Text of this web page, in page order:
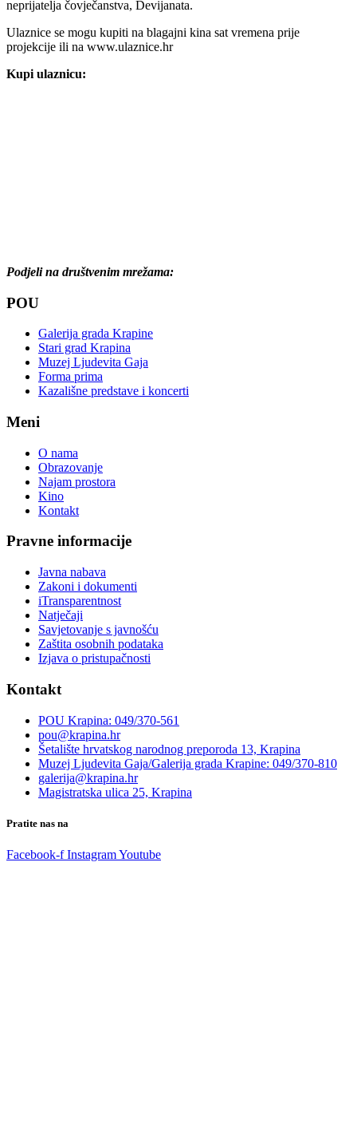
neprijatelja čovječanstva, Devijanata.
Ulaznice se mogu kupiti na blagajni kina sat vremena prije
projekcije ili na www.ulaznice.hr
Kupi ulaznicu:
Podjeli na društvenim mrežama:
POU
Galerija grada Krapine
Stari grad Krapina
Muzej Ljudevita Gaja
Forma prima
Kazališne predstave i koncerti
Meni
O nama
Obrazovanje
Najam prostora
Kino
Kontakt
Pravne informacije
Javna nabava
Zakoni i dokumenti
iTransparentnost
Natječaji
Savjetovanje s javnošću
Zaštita osobnih podataka
Izjava o pristupačnosti
Kontakt
POU Krapina: 049/370-561
pou@krapina.hr
Šetalište hrvatskog narodnog preporoda 13, Krapina
Muzej Ljudevita Gaja/Galerija grada Krapine: 049/370-810
galerija@krapina.hr
Magistratska ulica 25, Krapina
Pratite nas na
Facebook-f InstagramYoutube